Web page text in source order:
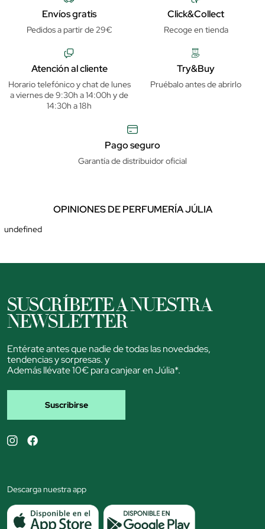
Envíos gratis
Pedidos a partir de 29€
Click&Collect
Recoge en tienda
Atención al cliente
Horario telefónico y chat de lunes
a viernes de 9:30h a 14:00h y de
14:30h a 18h
Try&Buy
Pruébalo antes de abrirlo
Pago seguro
Garantía de distribuidor oficial
OPINIONES DE PERFUMERÍA JÚLIA
undefined
SUSCRÍBETE A NUESTRA
NEWSLETTER
Entérate antes que nadie de todas las novedades,
tendencias y sorpresas. y
Además llévate 10€ para canjear en Júlia*.
Suscribirse
Descarga nuestra app